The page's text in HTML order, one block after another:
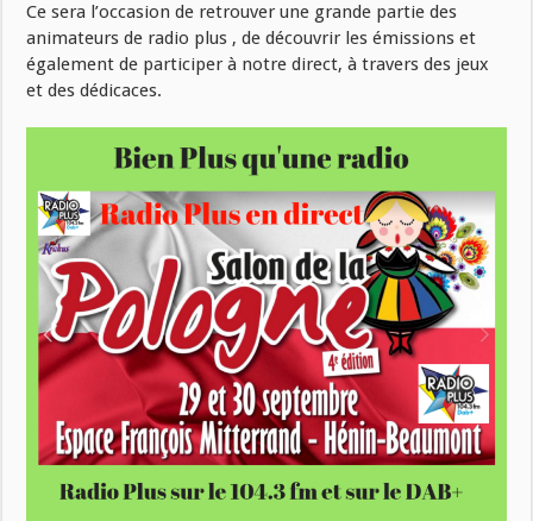
Ce sera l’occasion de retrouver une grande partie des
animateurs de radio plus , de découvrir les émissions et
également de participer à notre direct, à travers des jeux
et des dédicaces.